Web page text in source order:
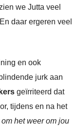
we Jutta veel
daar ergeren veel
en ook
jurk aan
geïrriteerd dat
tijdens en na het
het weer om jou